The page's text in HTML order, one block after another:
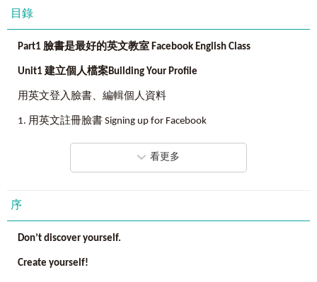
你，絕對有機會因此而學好英文！
因為……
facebook的英語系國家使用人數至少三億，
他們都是你的免費線上家教！
全球各大英文媒體、娛樂界、藝文界，都透過facebook來發
佈訊息；
你可以更勤勞的登入facebook，
目錄
Part1 臉書是最好的英文教室 Facebook English Class
Unit1建立個人檔案Building Your Profile
用英文登入臉書、編輯個人資料
1. 用英文註冊臉書 Signing up for Facebook
2. 建立你的個人檔案 Setting up Your Profile
熱門粉絲專頁大集合，學英文必看！
1. 10大熱門粉絲專頁Top Ten News Fan Pages
2. 超跳Tone粉絲專頁Off-the-Wall Fan Pages
看更多
序
Don’t discover yourself.
Create yourself!